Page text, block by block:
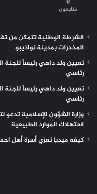
متابعون
الشرطة الوطنية تتمكن من
المخدرات بمدينة نواذيبو
تعيين ولد داهي رئيساً
رئاسي
تعيين ولد داهي رئيساً
رئاسي
وزارة الشؤون الإسلامية
استهلاك الموارد الطبيعية
كيفه ميديا تعزي أسرة أهل